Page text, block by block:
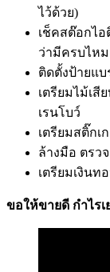
ไว้ด้วย)
เช็คสต๊อกไ
ว่ามีครบไหม
ติดตั้งป้ายแ
เตรียมไม้เสี
เรนโบว์
เตรียมสติ๊ก
ล้างมือ ตรว
เตรียมเงินท
ขอให้ขายดี กำไร